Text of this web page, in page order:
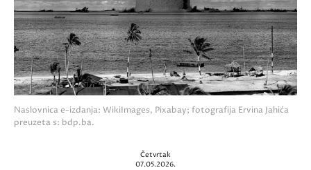
Naslovnica e-izdanja: WikiImages, Pixabay; fotografija Ervina Jahića
preuzeta s: bdp.ba.
Četvrtak
07.05.2026.